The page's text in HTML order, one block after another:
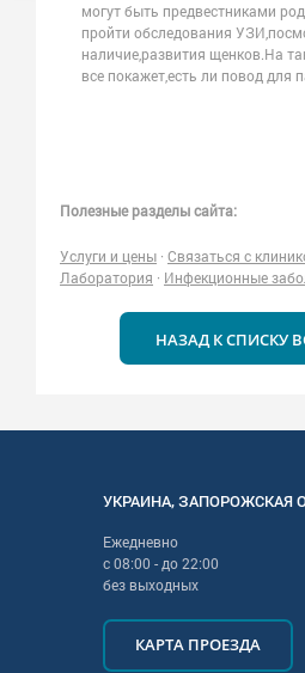
могут быть предвестниками
пройти обследования
наличие,развития щенков.На
все покажет,есть ли повод для
Полезные разделы сайта:
Услуги и цены · Связаться с
Лаборатория · Инфекционные
НАЗАД К СПИСКУ
УКРАИНА,ЗАПОРОЖСКАЯ
Ежедневно
с08:00 - до22:00
без выходных
КАРТА ПРОЕЗДА